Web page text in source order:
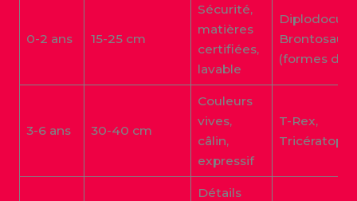
0-2 ans 15-25 cm
Sécurité,
matières
certifiées,
lavable
Diplodocus,
Brontosaure
(formes
3-6 ans 30-40 cm
Couleurs
vives,
câlin,
expressif
T-Rex,
Tricératops
Détails